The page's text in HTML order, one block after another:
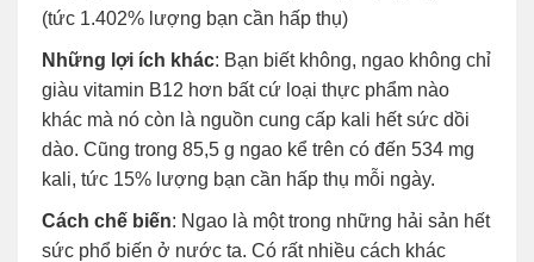
(tức 1.402% lượng bạn cần hấp thụ)
Những lợi ích khác: Bạn biết không, ngao không chỉ
giàu vitamin B12 hơn bất cứ loại thực phẩm nào
khác mà nó còn là nguồn cung cấp kali hết sức dồi
dào. Cũng trong 85,5 g ngao kể trên có đến 534 mg
kali, tức 15% lượng bạn cần hấp thụ mỗi ngày.
Cách chế biến: Ngao là một trong những hải sản hết
sức phổ biến ở nước ta. Có rất nhiều cách khác